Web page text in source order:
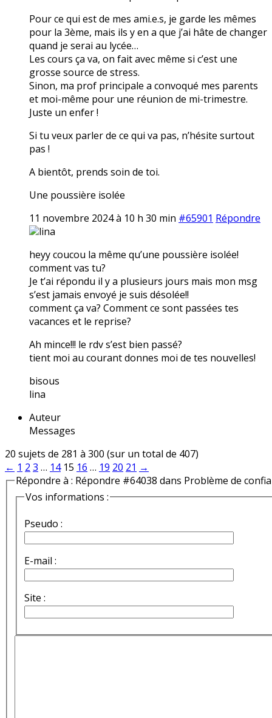
Pour ce qui est de mes ami.e.s, je garde les mêmes
pour la 3ème, mais ils y en a que j’ai hâte de changer
quand je serai au lycée…
Les cours ça va, on fait avec même si c’est une
grosse source de stress.
Sinon, ma prof principale a convoqué mes parents
et moi-même pour une réunion de mi-trimestre.
Juste un enfer !
Si tu veux parler de ce qui va pas, n’hésite surtout
pas !
A bientôt, prends soin de toi.
Une poussière isolée
11 novembre 2024 à 10 h 30 min #65901 Répondre
lina
heyy coucou la même qu’une poussière isolée!
comment vas tu?
Je t’ai répondu il y a plusieurs jours mais mon msg
s’est jamais envoyé je suis désolée!!
comment ça va? Comment ce sont passées tes
vacances et le reprise?
Ah mince!!! le rdv s’est bien passé?
tient moi au courant donnes moi de tes nouvelles!
bisous
lina
Auteur
Messages
20 sujets de 281 à 300 (sur un total de 407)
← 1 2 3 … 14 15 16 … 19 20 21 →
Répondre à : Répondre #64038 dans Problème de
Vos informations :
Pseudo :
E-mail :
Site :